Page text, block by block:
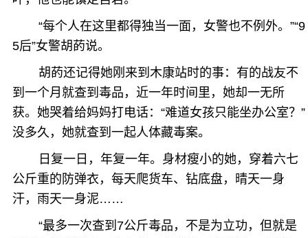
“每个人在这里都得独当一面，女警也不例外。”“9
5后”女警胡菂说。
胡菂还记得她刚来到木康站时的事：有的战友不
到一个月就查到毒品，近一年时间里，她却一无所
获。她哭着给妈妈打电话：“难道女孩只能坐办公室？”
没多久，她就查到一起人体藏毒案。
日复一日，年复一年。身材瘦小的她，穿着六七
公斤重的防弹衣，每天爬货车、钻底盘，晴天一身
汗，雨天一身泥……
“最多一次查到7公斤毒品，不是为立功，但就是